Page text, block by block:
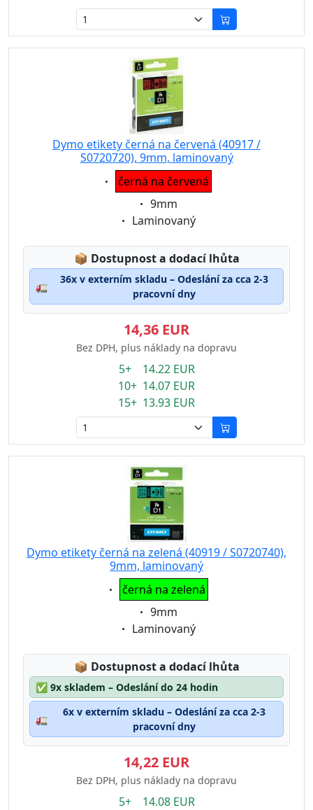
Dymo etikety černá na červená (40917 /
S0720720), 9mm, laminovaný
Eigenschaft:
černá na červená
Eigenschaft:
9mm
Eigenschaft:
Laminovaný
📦 Lagerstatus:
Dostupnost a dodací lhůta
🚛
36x v externím skladu – Odeslání za cca 2-3
pracovní dny
14,36 EUR
Bez DPH, plus náklady na dopravu
5+ 14.22 EUR
10+ 14.07 EUR
15+ 13.93 EUR
Dymo etikety černá na zelená (40919 / S0720740),
9mm, laminovaný
Eigenschaft:
černá na zelená
Eigenschaft:
9mm
Eigenschaft:
Laminovaný
📦 Lagerstatus:
Dostupnost a dodací lhůta
✅ 9x skladem – Odeslání do 24 hodin
🚛
6x v externím skladu – Odeslání za cca 2-3
pracovní dny
14,22 EUR
Bez DPH, plus náklady na dopravu
5+ 14.08 EUR